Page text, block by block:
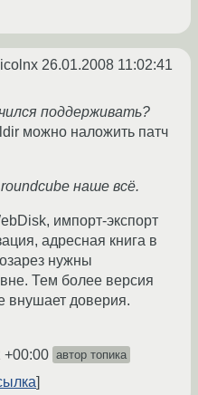
26.01.2008 11:02:41
поддерживать?
можно наложить патч
наше всё.
импорт-экспорт
адресная книга в
нужны
Тем более версия
внушает доверия.
+00:00 автор топика